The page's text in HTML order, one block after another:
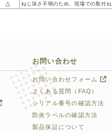
△ ねじ深さ不明のため、現場での取付
お問い合わせ
お問い合わせフォーム
よくある質問（FAQ）
シリアル番号の確認方法
防炎ラベルの確認方法
製品保証について